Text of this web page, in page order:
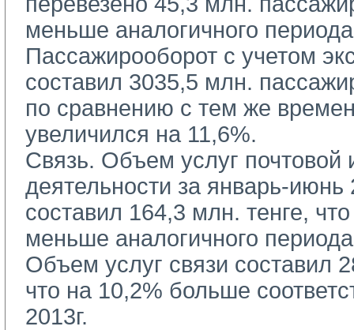
меньше аналогичного
Пассажирооборот с учетом
составил 3035,5 млн.
по сравнению с тем же
увеличился на 11,6%.
Связь. Объем услуг почтовой
деятельности за январь-июнь
составил 164,3 млн. тенге,
меньше аналогичного периода
Объем услуг связи составил
что на 10,2% больше
2013г.